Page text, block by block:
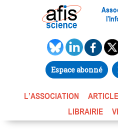
Espace abonné
L’ASSOCIATION
LIBRAIRIE